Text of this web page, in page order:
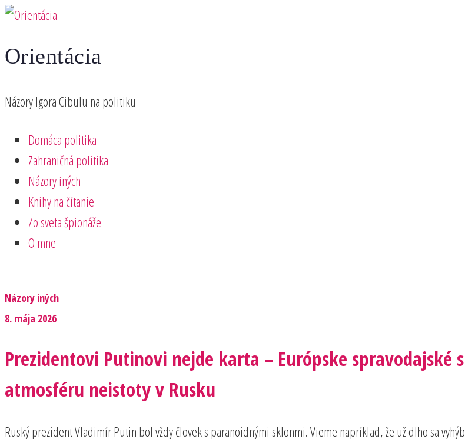
Preskočiť
obsah
Orientácia
Názory Igora Cibulu na politiku
Domáca politika
Zahraničná politika
Názory iných
Knihy na čítanie
Zo sveta špionáže
O mne
Názory iných
8. mája 2026
Prezidentovi Putinovi nejde karta – Európske
atmosféru neistoty v Rusku
Ruský prezident Vladimír Putin bol vždy človek s paranoidnými sklonmi. Vieme napríklad, že už dlho sa